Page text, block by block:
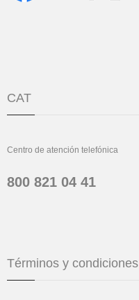
CAT
Centro de atención telefónica
800 821 04 41
Términos y condiciones